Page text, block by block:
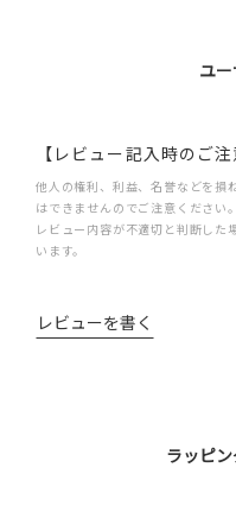
ユ
【レビュー記入時のご注
他人の権利、利益、名誉などを損
はできませんのでご注意ください。
レビュー内容が不適切と判断した
います。
レビューを書く
ラッピ